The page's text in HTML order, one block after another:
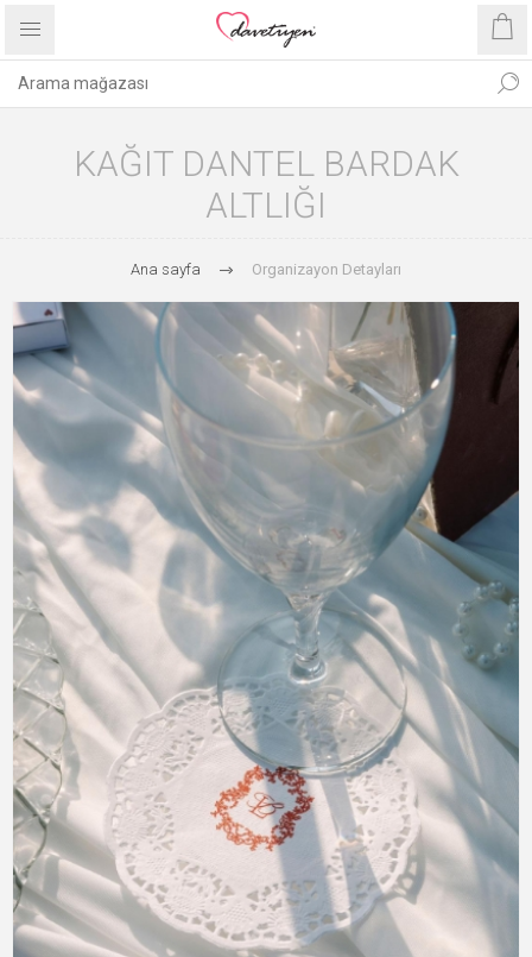
KAĞIT DANTEL BARDAK
ALTLIĞI
Ana sayfa Organizayon Detayları